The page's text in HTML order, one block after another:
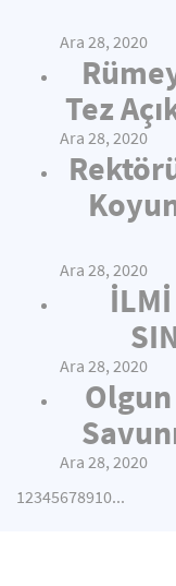
Ara 28, 2020
Tez
Ara 28, 2020
Ara 28, 2020
Ara 28, 2020
Olgun
Ara 28, 2020
12345678910...